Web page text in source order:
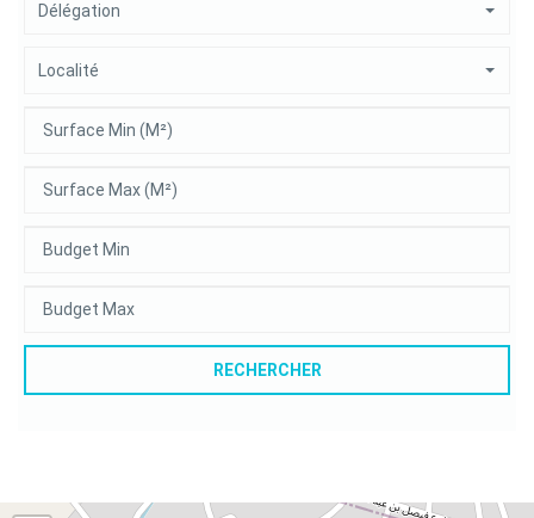
Délégation
Localité
RECHERCHER